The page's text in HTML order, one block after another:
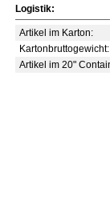
Logistik:
Artikel im Karton:
Kartonbruttogewicht:
Artikel im 20"